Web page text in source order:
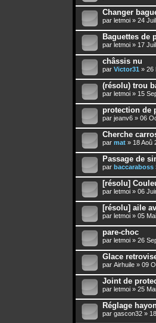
Changer
par letmoi » 24
Baguettes de
par letmoi » 17
châssis nu
par Victor31 » 26
(résolu) trou
par letmoi » 15
protection de
par jeanv6 » 06
Cherche
par mat » 18 Aoû
Passage de
par baccaraboss
[résolu]
par letmoi » 06
[résolu] aile
par letmoi » 05
pare-choc
par letmoi » 26
Glace
par Airhuile » 09
Joint de
par letmoi » 25
Réglage
par gascon32 »